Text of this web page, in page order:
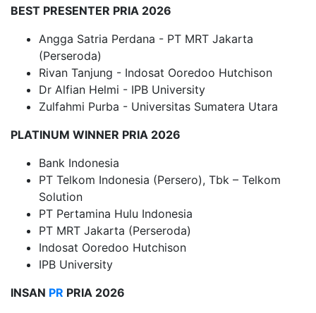
BEST PRESENTER PRIA 2026
Angga Satria Perdana - PT MRT Jakarta
(Perseroda)
Rivan Tanjung - Indosat Ooredoo Hutchison
Dr Alfian Helmi - IPB University
Zulfahmi Purba - Universitas Sumatera Utara
PLATINUM WINNER PRIA 2026
Bank Indonesia
PT Telkom Indonesia (Persero), Tbk – Telkom
Solution
PT Pertamina Hulu Indonesia
PT MRT Jakarta (Perseroda)
Indosat Ooredoo Hutchison
IPB University
INSAN PR PRIA 2026